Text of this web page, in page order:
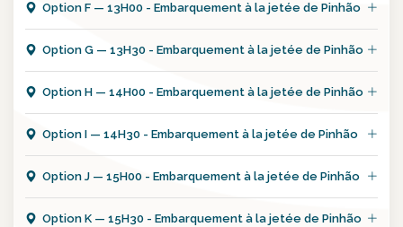
OptionF —13H00 - Embarquement à la jetée de Pinhão
OptionG —13H30 - Embarquement à la jetée de Pinhão
OptionH —14H00 - Embarquement à la jetée de Pinhão
OptionI —14H30 - Embarquement à la jetée de Pinhão
OptionJ —15H00 - Embarquement à la jetée de Pinhão
OptionK —15H30 - Embarquement à la jetée de Pinhão